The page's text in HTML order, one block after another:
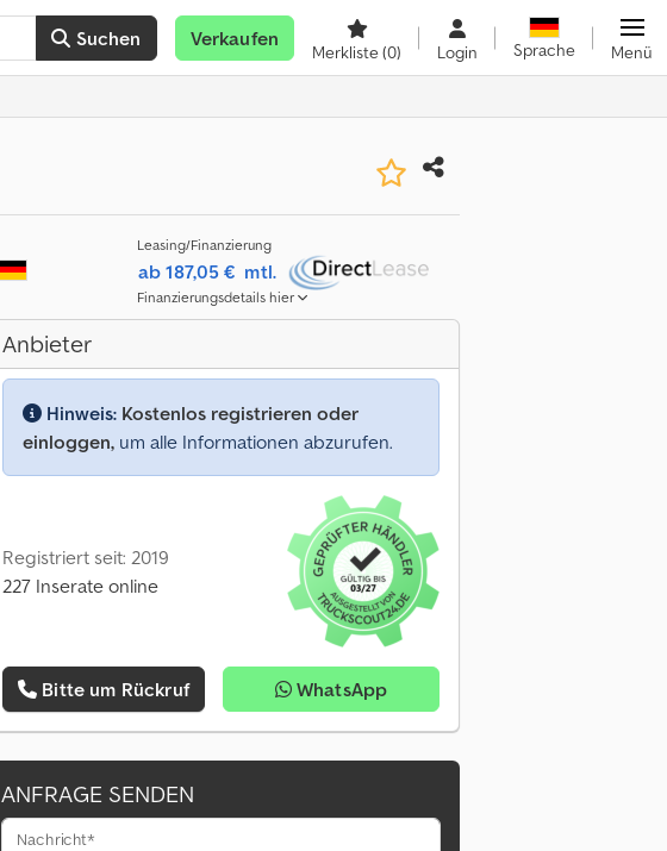
Suchen Verkaufen
Merkliste(0) Login Sprache Menü
Leasing/Finanzierung
ab 187,05 € mtl.
Finanzierungsdetails hier
Anbieter
Hinweis: Kostenlos registrieren oder
einloggen, um alle Informationen abzurufen.
Registriert seit: 2019
227 Inserate online
Bitte um Rückruf WhatsApp
ANFRAGE SENDEN
Nachricht*